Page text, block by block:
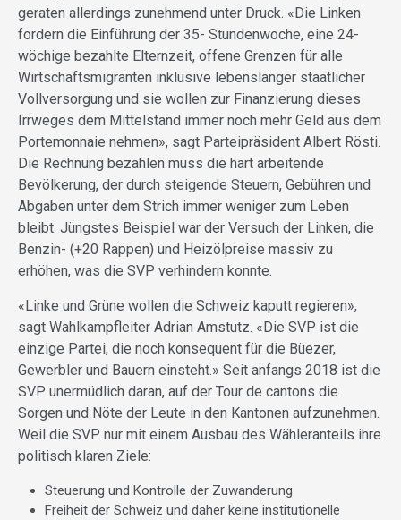
geraten allerdings zunehmend unter Druck. «Die Linken
fordern die Einführung der 35- Stundenwoche, eine 24-
wöchige bezahlte Elternzeit, offene Grenzen für alle
Wirtschaftsmigranten inklusive lebenslanger staatlicher
Vollversorgung und sie wollen zur Finanzierung dieses
Irrweges dem Mittelstand immer noch mehr Geld aus dem
Portemonnaie nehmen», sagt Parteipräsident Albert Rösti.
Die Rechnung bezahlen muss die hart arbeitende
Bevölkerung, der durch steigende Steuern, Gebühren und
Abgaben unter dem Strich immer weniger zum Leben
bleibt. Jüngstes Beispiel war der Versuch der Linken, die
Benzin- (+20 Rappen) und Heizölpreise massiv zu
erhöhen, was die SVP verhindern konnte.
«Linke und Grüne wollen die Schweiz kaputt regieren»,
sagt Wahlkampfleiter Adrian Amstutz. «Die SVP ist die
einzige Partei, die noch konsequent für die Büezer,
Gewerbler und Bauern einsteht.» Seit anfangs 2018 ist die
SVP unermüdlich daran, auf der Tour de cantons die
Sorgen und Nöte der Leute in den Kantonen aufzunehmen.
Weil die SVP nur mit einem Ausbau des Wähleranteils ihre
politisch klaren Ziele:
Steuerung und Kontrolle der Zuwanderung
Freiheit der Schweiz und daher keine institutionelle